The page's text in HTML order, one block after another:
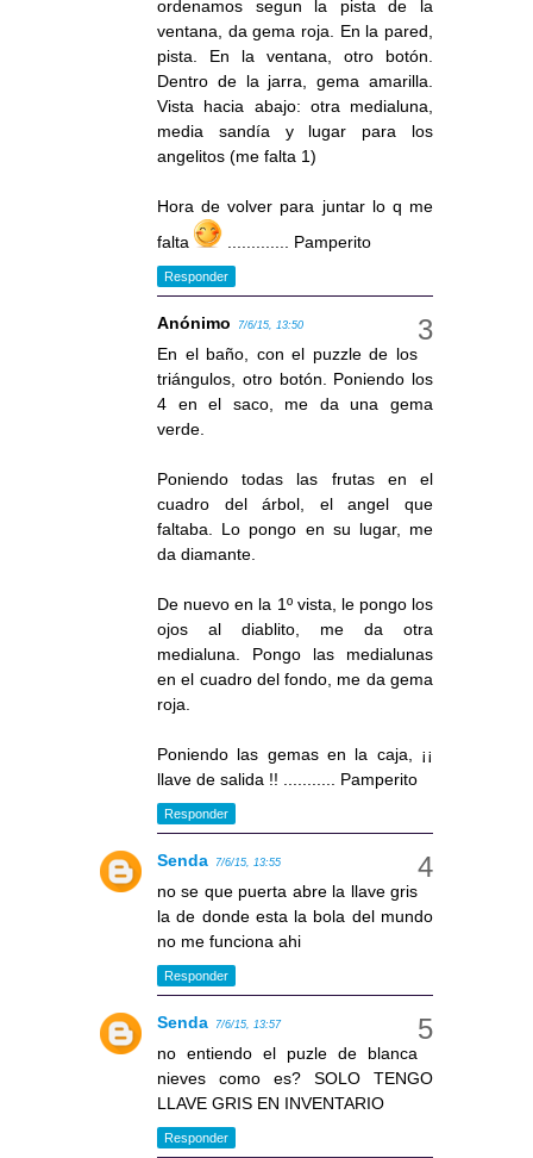
ordenamos segun la pista de la
ventana, da gema roja. En la pared,
pista. En la ventana, otro botón.
Dentro de la jarra, gema amarilla.
Vista hacia abajo: otra medialuna,
media sandía y lugar para los
angelitos (me falta 1)
Hora de volver para juntar lo q me
falta
............. Pamperito
Responder
Anónimo 7/6/15, 13:50
En el baño, con el puzzle de los
triángulos, otro botón. Poniendo los
4 en el saco, me da una gema
verde.
Poniendo todas las frutas en el
cuadro del árbol, el angel que
faltaba. Lo pongo en su lugar, me
da diamante.
De nuevo en la 1º vista, le pongo los
ojos al diablito, me da otra
medialuna. Pongo las medialunas
en el cuadro del fondo, me da gema
roja.
Poniendo las gemas en la caja, ¡¡
llave de salida !! ........... Pamperito
Responder
Senda 7/6/15, 13:55
no se que puerta abre la llave gris
la de donde esta la bola del mundo
no me funciona ahi
Responder
Senda 7/6/15, 13:57
no entiendo el puzle de blanca
nieves como es? SOLO TENGO
LLAVE GRIS EN INVENTARIO
Responder